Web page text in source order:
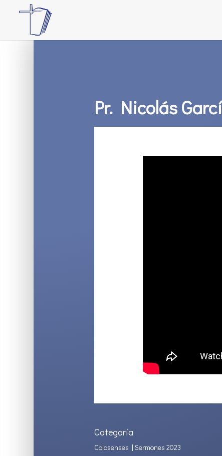
Pr. Nicolás
Categoría
Colosenses |Sermones 2023